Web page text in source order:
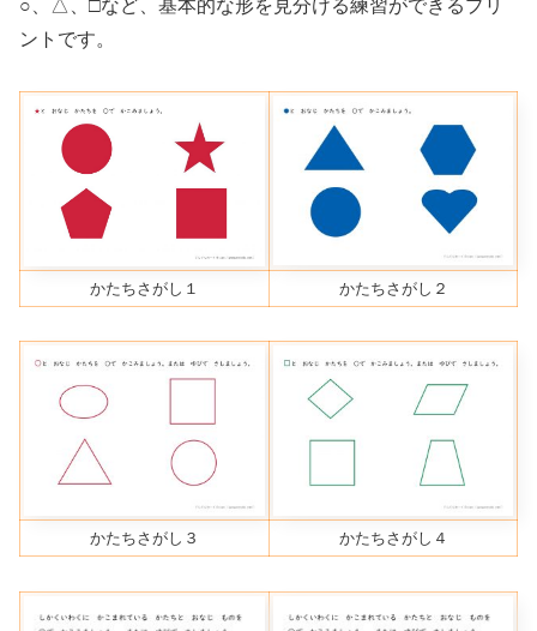
○、△、□など、基本的な形を見分ける練習ができるプリ
ントです。
かたちさがし１ かたちさがし２
かたちさがし３ かたちさがし４